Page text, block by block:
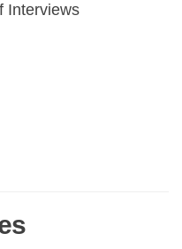
Interviews